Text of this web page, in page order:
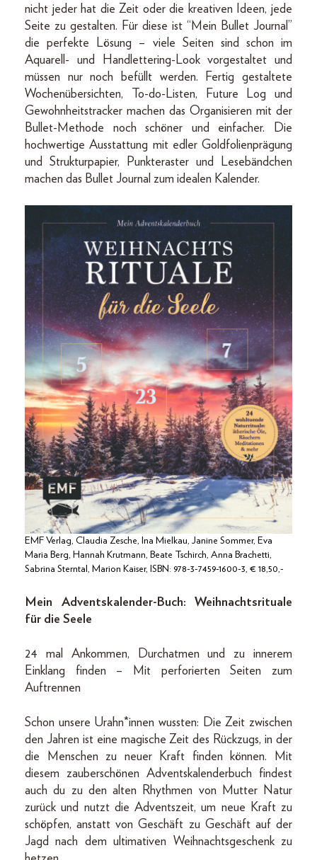
nicht jeder hat die Zeit oder die kreativen Ideen, jede
Seite zu gestalten. Für diese ist “Mein Bullet Journal”
die perfekte Lösung – viele Seiten sind schon im
Aquarell- und Handlettering-Look vorgestaltet und
müssen nur noch befüllt werden. Fertig gestaltete
Wochenübersichten, To-do-Listen, Future Log und
Gewohnheitstracker machen das Organisieren mit der
Bullet-Methode noch schöner und einfacher. Die
hochwertige Ausstattung mit edler Goldfolienprägung
und Strukturpapier, Punkteraster und Lesebändchen
machen das Bullet Journal zum idealen Kalender.
EMF Verlag, Claudia Zesche, Ina Mielkau, Janine Sommer, Eva
Maria Berg, Hannah Krutmann, Beate Tschirch, Anna Brachetti,
Sabrina Sterntal, Marion Kaiser, ISBN: 978-3-7459-1600-3, € 18,50,-
Mein Adventskalender-Buch: Weihnachtsrituale
für die Seele
24 mal Ankommen, Durchatmen und zu innerem
Einklang finden – Mit perforierten Seiten zum
Auftrennen
Schon unsere Urahn*innen wussten: Die Zeit zwischen
den Jahren ist eine magische Zeit des Rückzugs, in der
die Menschen zu neuer Kraft finden können. Mit
diesem zauberschönen Adventskalenderbuch findest
auch du zu den alten Rhythmen von Mutter Natur
zurück und nutzt die Adventszeit, um neue Kraft zu
schöpfen, anstatt von Geschäft zu Geschäft auf der
Jagd nach dem ultimativen Weihnachtsgeschenk zu